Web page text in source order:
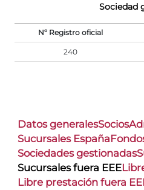
Sociedad
Nº Registro oficial
240
Datos generalesSocios
Sucursales España
Sociedades gestionadas
Sucursales fuera EEE
Libre prestación fuera